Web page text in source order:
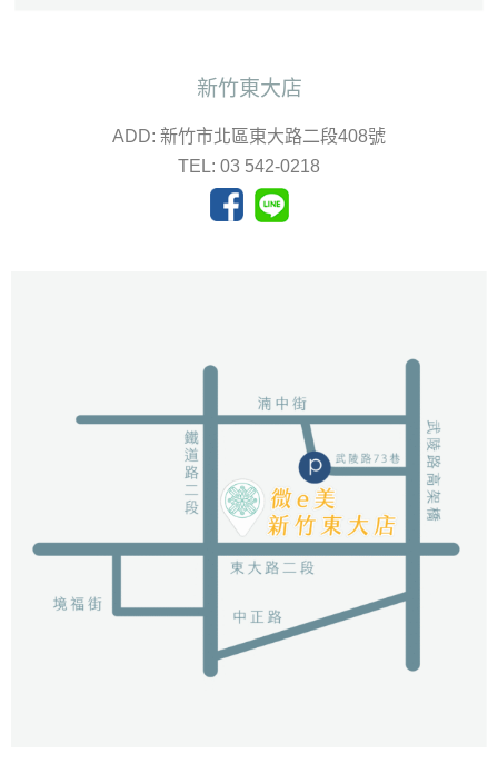
新竹東大店
ADD: 新竹市北區東大路二段408號
TEL: 03 542-0218